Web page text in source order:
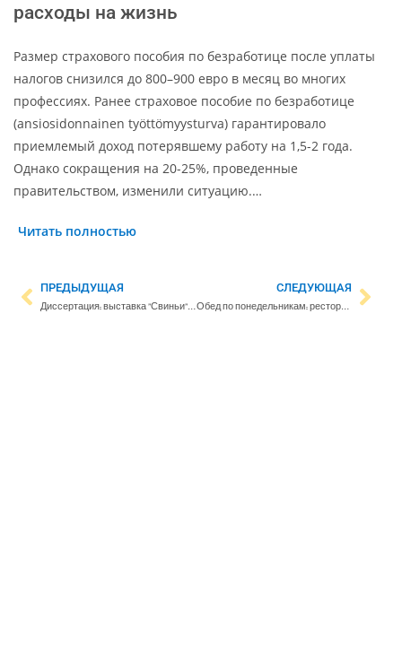
расходы на жизнь
Размер страхового пособия по безработице после уплаты
налогов снизился до 800–900 евро в месяц во многих
профессиях. Ранее страховое пособие по безработице
(ansiosidonnainen työttömyysturva) гарантировало
приемлемый доход потерявшему работу на 1,5-2 года.
Однако сокращения на 20-25%, проведенные
правительством, изменили ситуацию.…
Читать полностью
ПРЕДЫДУЩАЯ
Диссертация: выставка ”Свиньи” вызвала бурные эмоции, и это хорошо – музеи должны смело брать на себя роль ”разрушителя комфорта”
СЛЕДУЮЩАЯ
Обед по понедельникам: ресторан Bierhaus Kamppi